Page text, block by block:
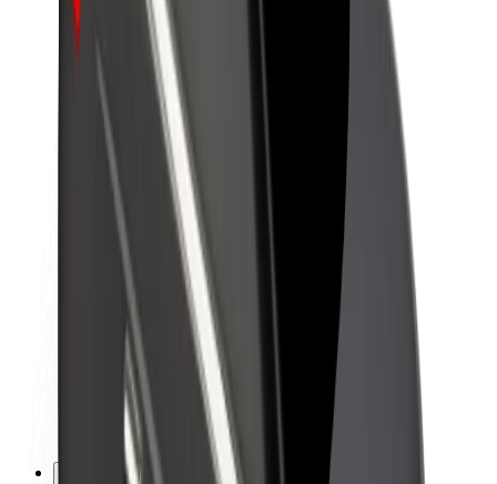
Boltist lähemalt
Bolt ja kestlikkus
Nullprojekt
Blogi
Kaubamärgi suunised
Investorsuhted
Juhtkond
Bränd
Meedia
Urban Fund